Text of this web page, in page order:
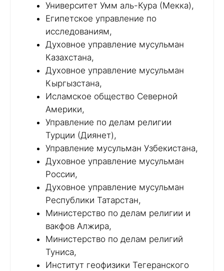
Университет Умм аль-Кура (Мекка),
Египетское управление по
исследованиям,
Духовное управление мусульман
Казахстана,
Духовное управление мусульман
Кыргызстана,
Исламское общество Северной
Америки,
Управление по делам религии
Турции (Диянет),
Управление мусульман Узбекистана,
Духовное управление мусульман
России,
Духовное управление мусульман
Республики Татарстан,
Министерство по делам религии и
вакфов Алжира,
Министерство по делам религий
Туниса,
Институт геофизики Тегеранского